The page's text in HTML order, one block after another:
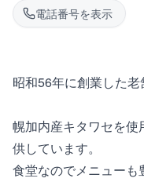
電話番号を表示
昭和56年に創業した老
幌加内産キタワセを
供しています。
食堂なのでメニュー